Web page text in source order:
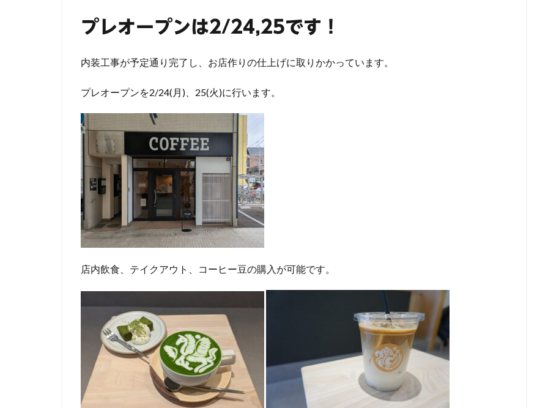
プレオープンは2/24,25です！
内装工事が予定通り完了し、お店作りの仕上げに取りかかっています。
プレオープンを2/24(月)、25(火)に行います。
店内飲食、テイクアウト、コーヒー豆の購入が可能です。